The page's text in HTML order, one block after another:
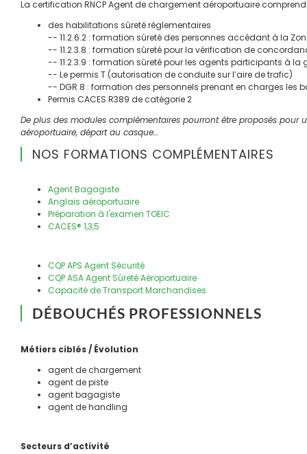
La certification RNCP Agent de chargement aéroportuaire
des habilitations sûreté réglementaires
-- 11.2.6.2 : formation sûreté des personnes accédant à la
-- 11.2.3.8 : formation sûreté pour la vérification de
-- 11.2.3.9 : formation sûreté pour les agents participants à la
-- Le permis T (autorisation de conduite sur l’aire de trafic)
-- DGR 8 : formation des personnels prenant en charges
Permis CACES R389 de catégorie 2
De plus des modules complémentaires pourront être proposés pour
aéroportuaire, départ au casque…
NOS FORMATIONS COMPLÉMENTAIRES
Agent Bagagiste
Anglais aéroportuaire
Préparation à l'examen TOEIC
CACES® 1,3,5
CQP APS Agent Sécurité
CQP ASA Agent Sûreté Aéroportuaire
Capacité de Transport Marchandises
DÉBOUCHÉS PROFESSIONNELS
Métiers ciblés / Évolution
agent de chargement
agent de piste
agent bagagiste
agent de handling
Secteurs d’activité